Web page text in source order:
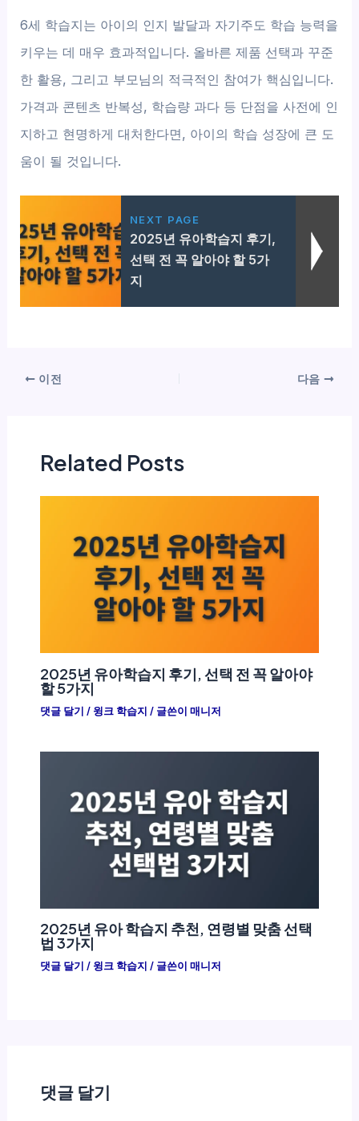
6세 학습지는 아이의 인지 발달과 자기주도 학습 능력을
키우는 데 매우 효과적입니다. 올바른 제품 선택과 꾸준
한 활용, 그리고 부모님의 적극적인 참여가 핵심입니다.
가격과 콘텐츠 반복성, 학습량 과다 등 단점을 사전에 인
지하고 현명하게 대처한다면, 아이의 학습 성장에 큰 도
움이 될 것입니다.
NEXT PAGE
2025년 유아학습지 후기,
선택 전 꼭 알아야 할 5가
지
이전 다음
Related Posts
2025년 유아학습지 후기, 선택 전 꼭 알아야
할 5가지
댓글 달기 / 윙크 학습지 / 글쓴이 매니저
2025년 유아 학습지 추천, 연령별 맞춤 선택
법 3가지
댓글 달기 / 윙크 학습지 / 글쓴이 매니저
댓글 달기